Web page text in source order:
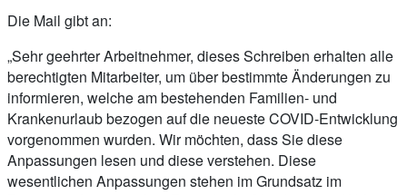
Die Mail gibt an:
„Sehr geehrter Arbeitnehmer, dieses Schreiben erhalten alle
berechtigten Mitarbeiter, um über bestimmte Änderungen zu
informieren, welche am bestehenden Familien- und
Krankenurlaub bezogen auf die neueste COVID-Entwicklung
vorgenommen wurden. Wir möchten, dass Sie diese
Anpassungen lesen und diese verstehen. Diese
wesentlichen Anpassungen stehen im Grundsatz im